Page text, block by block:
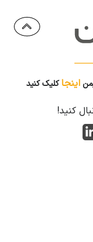
اینجاکلیک کنید
کنید!